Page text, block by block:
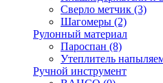
Сверло метчик (3)
Шагомеры (2)
Рулонный материал
Пароспан (8)
Утеплитель
Ручной инструмент